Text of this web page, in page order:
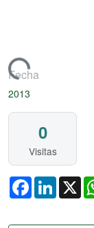
Fecha
2013
0
Visitas
FacebookLinkedIn
X